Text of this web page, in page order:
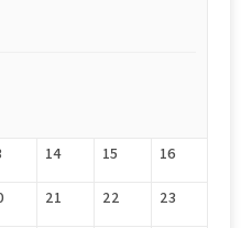
14 15 16
21 22 23